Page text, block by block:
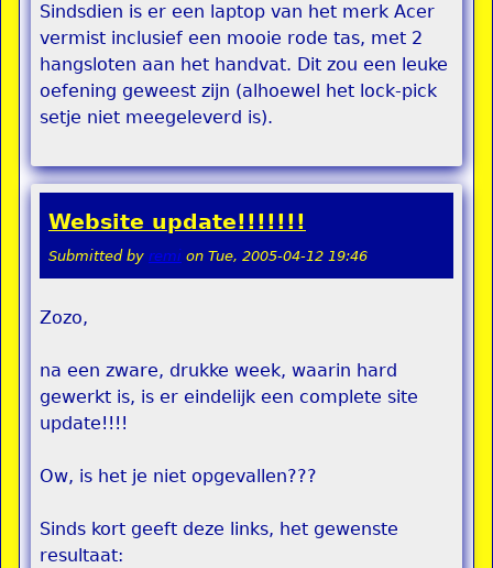
Sindsdien is er een laptop van het merk Acer
vermist inclusief een mooie rode tas, met 2
hangsloten aan het handvat. Dit zou een leuke
oefening geweest zijn (alhoewel het lock-pick
setje niet meegeleverd is).
Website update!!!!!!!
Submitted by remi on Tue, 2005-04-12 19:46
Zozo,
na een zware, drukke week, waarin hard
gewerkt is, is er eindelijk een complete site
update!!!!
Ow, is het je niet opgevallen???
Sinds kort geeft deze links, het gewenste
resultaat: